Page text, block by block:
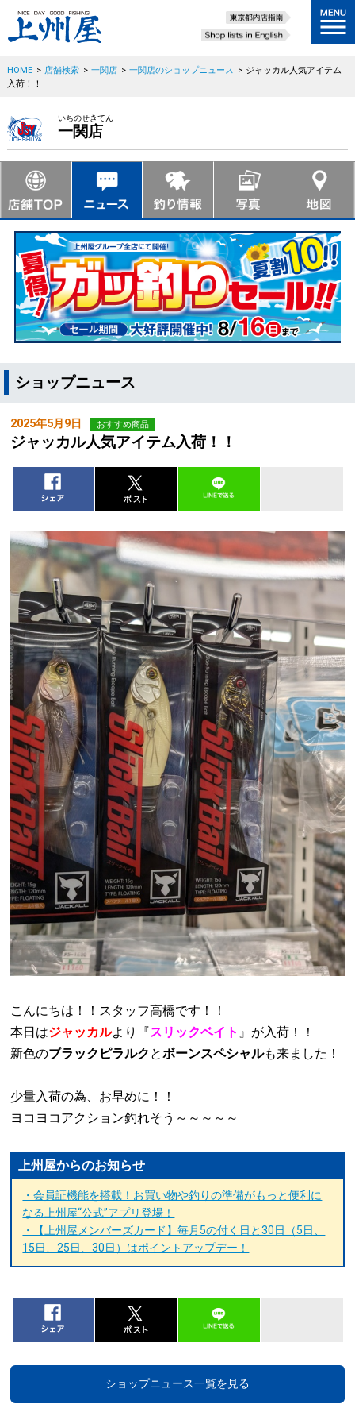
HOME > 店舗検索 > 一関店 > 一関店のショップニュース > ジャッカル人気アイテム
入荷！！
いちのせきてん
一関店
ショップニュース
2025年5月9日 おすすめ商品
ジャッカル人気アイテム入荷！！
こんにちは！！スタッフ高橋です！！
本日はジャッカルより『スリックベイト 』が入荷！！
新色のブラックピラルク とボーンスペシャルも来ました！
少量入荷の為、お早めに！！
ヨコヨコアクション釣れそう～～～～～
上州屋からのお知らせ
・会員証機能を搭載！お買い物や釣りの準備がもっと便利に
なる上州屋“公式”アプリ登場！
・【上州屋メンバーズカード】毎月5の付く日と30日（5日、
15日、25日、30日）はポイントアップデー！
ショップニュース一覧を見る